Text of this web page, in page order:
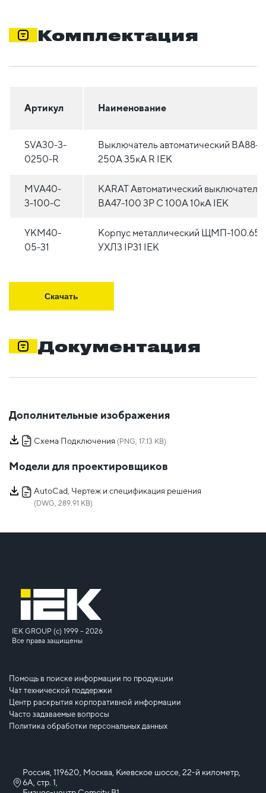
Комплектация
Артикул Наименование
SVA30-3-
0250-R
Выключатель автоматический ВА88-
250А 35кА R IEK
MVA40-
3-100-C
KARAT Автоматический выключатель
ВА47-100 3P C 100А 10кА IEK
YKM40-
05-31
Корпус металлический ЩМП-
УХЛ3 IP31 IEK
Скачать
Документация
Дополнительные изображения
Схема Подключения (PNG, 17.13 KB)
Модели для проектировщиков
AutoCad, Чертеж и спецификация решения
(DWG, 289.91 KB)
IEK GROUP (c) 1999 – 2026
Все права защищены
Помощь в поиске информации по продукции
Чат технической поддержки
Центр раскрытия корпоративной информации
Часто задаваемые вопросы
Политика обработки персональных данных
Россия, 119620, Москва, Киевское шоссе, 22-й километр,
6А, стр. 1,